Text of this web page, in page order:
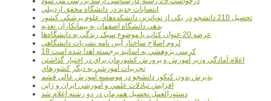
انتصابات جديد در دانشگاه محقق اردبيلي
تحصيل 210 دانشجو در يکي از نوپاترين دانشکده‌هاي علوم پزشکي کشور
بدهي دانشگاه اصفهان به پيمانکاران تغذيه
عرضه 20 عنوان کتاب با موضوع سبک زندگي به دانشگاه‌ها
لزوم اصلاح ساختار آيين نامه نشريات دانشگاهي
18 کرسي پژوهشي به اساتيد برجسته اهدا شده است
اعلام آمادگي وزير آموزش و پرورش کشورمان براي در اختيار گذاشتن
تجربيات آموزشي به ديگر کشورهاي
پذيرش بدون کنکور دانشجو در موسسه آموزش عالي قشم
افزايش تبادلات علمي و آموزشي ايران و ژاپن
دستورالعمل تحصیل همزمان در دو رشته اعلام شد